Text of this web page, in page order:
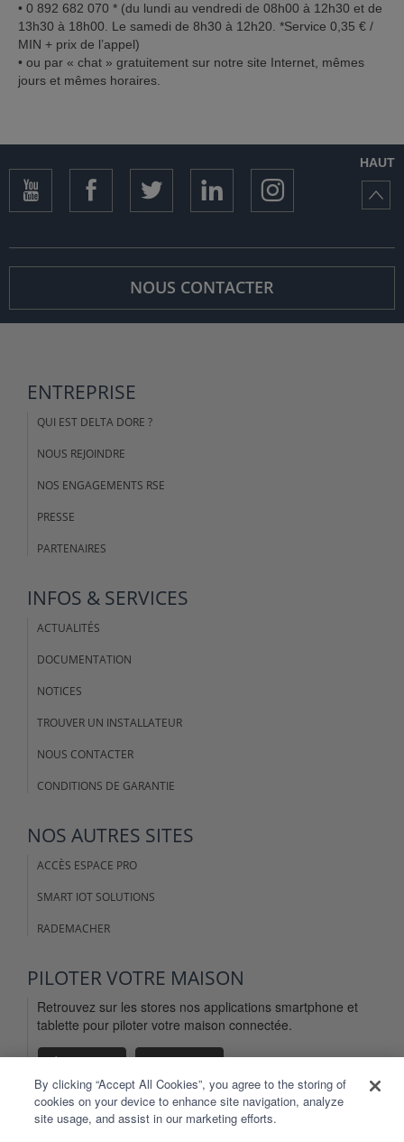
• 0 892 682 070 * (du lundi au vendredi de 08h00 à 12h30 et de
13h30 à 18h00. Le samedi de 8h30 à 12h20. *Service 0,35 € /
MIN + prix de l’appel)
• ou par « chat » gratuitement sur notre site Internet, mêmes
jours et mêmes horaires.
HAUT
NOUS CONTACTER
ENTREPRISE
QUI EST DELTA DORE ?
NOUS REJOINDRE
NOS ENGAGEMENTS RSE
PRESSE
PARTENAIRES
INFOS & SERVICES
ACTUALITÉS
DOCUMENTATION
NOTICES
TROUVER UN INSTALLATEUR
NOUS CONTACTER
CONDITIONS DE GARANTIE
NOS AUTRES SITES
ACCÈS ESPACE PRO
SMART IOT SOLUTIONS
RADEMACHER
PILOTER VOTRE MAISON
Retrouvez sur les stores nos applications smartphone et
tablette pour piloter votre maison connectée.
By clicking “Accept All Cookies”, you agree to the storing of
cookies on your device to enhance site navigation, analyze
site usage, and assist in our marketing efforts.